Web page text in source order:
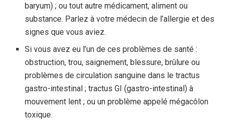
baryum) ; ou tout autre médicament, aliment ou
substance. Parlez à votre médecin de l’allergie et des
signes que vous aviez.
Si vous avez eu l’un de ces problèmes de santé :
obstruction, trou, saignement, blessure, brûlure ou
problèmes de circulation sanguine dans le tractus
gastro-intestinal ; tractus GI (gastro-intestinal) à
mouvement lent ; ou un problème appelé mégacôlon
toxique.